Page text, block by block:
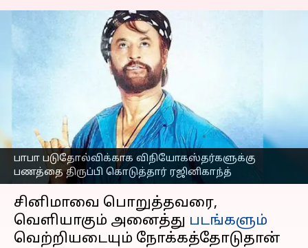
பாபா படுதோல்விக்காக விநியோகஸ்தர்களுக்கு
பணத்தை திருப்பி கொடுத்தார் ரஜினிகாந்த்
ரஜினிகாந்த் முதல் சமந்தா
ரூத் பிரபு, படம்
நஷ்டமடைந்தவுடன்
சம்பளத்தை திருப்பி
அளித்த நட்சத்திரங்கள்
எழுதியவர் Venkatalakshmi V May 07, 2023 09:00 am
செய்தி முன்னோட்டம்
சினிமாவை பொறுத்தவரை,
வெளியாகும் அனைத்து படங்களும்
வெற்றியடையும் நோக்கத்தோடுதான்